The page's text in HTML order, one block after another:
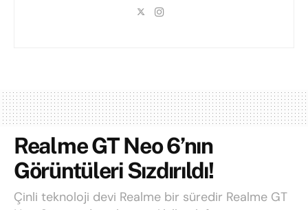
Realme GT Neo 6’nın
Görüntüleri Sızdırıldı!
Çinli teknoloji devi Realme bir süredir Realme GT